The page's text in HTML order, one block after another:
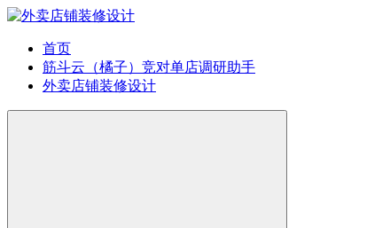
首页
筋斗云（橘子）竞对单店调研助手
外卖店铺装修设计